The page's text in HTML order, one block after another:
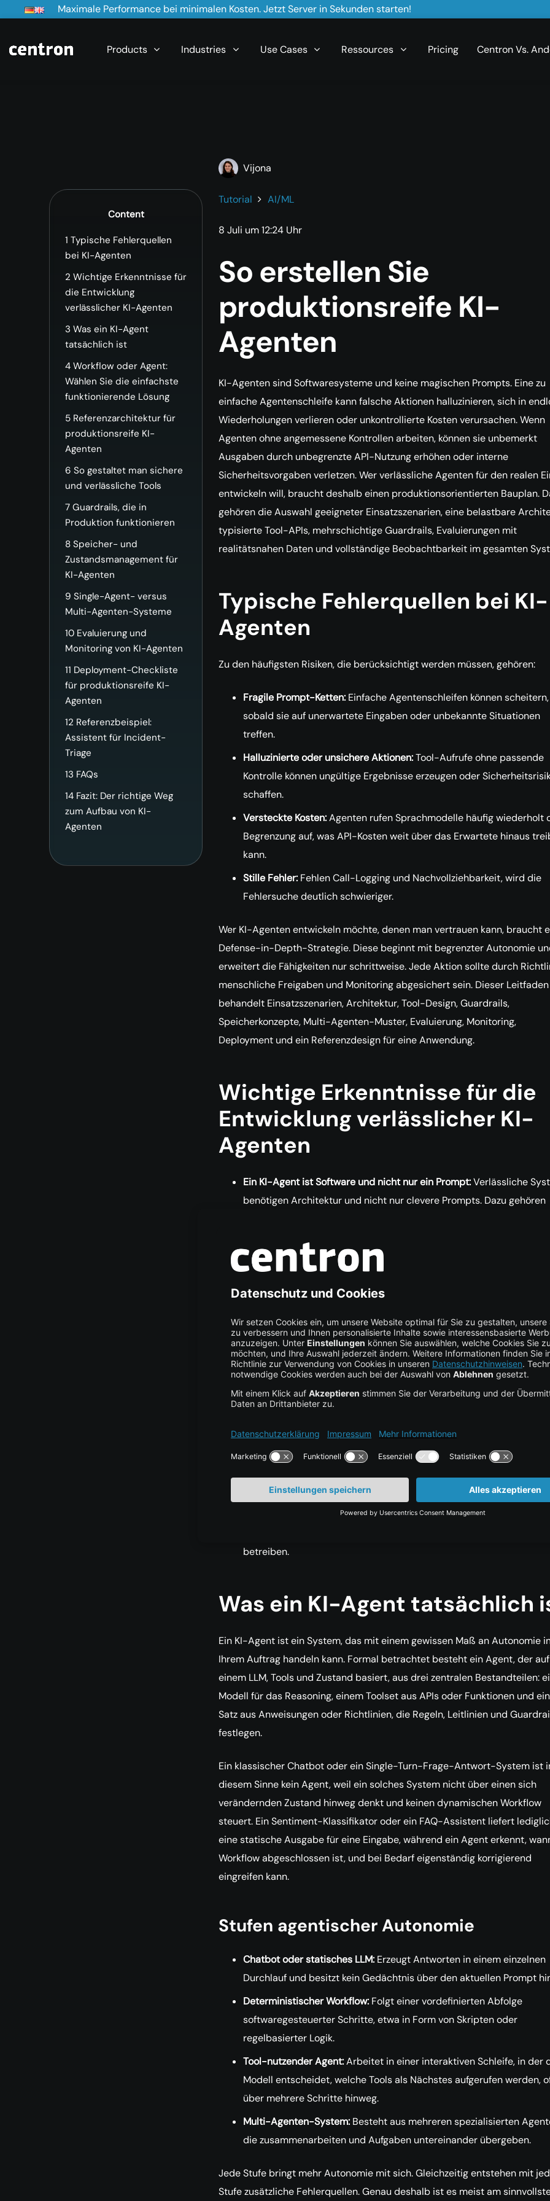
Maximale Performance bei minimalen Kosten. Jetzt Server in Sekunden starten!
Products Industries Use Cases Ressources Pricing Centron Vs.
Content
1 Typische Fehlerquellen
bei KI-Agenten
2 Wichtige Erkenntnisse für
die Entwicklung
verlässlicher KI-Agenten
3 Was ein KI-Agent
tatsächlich ist
4 Workflow oder Agent:
Wählen Sie die einfachste
funktionierende Lösung
5 Referenzarchitektur für
produktionsreife KI-
Agenten
6 So gestaltet man sichere
und verlässliche Tools
7 Guardrails, die in
Produktion funktionieren
8 Speicher- und
Zustandsmanagement für
KI-Agenten
9 Single-Agent- versus
Multi-Agenten-Systeme
10 Evaluierung und
Monitoring von KI-Agenten
11 Deployment-Checkliste
für produktionsreife KI-
Agenten
12 Referenzbeispiel:
Assistent für Incident-
Triage
13 FAQs
14 Fazit: Der richtige Weg
zum Aufbau von KI-
Agenten
Vijona
Tutorial AI/ML
8 Juli um 12:24 Uhr
So erstellen Sie
produktionsreife KI-
Agenten
KI-Agenten sind Softwaresysteme und keine magischen Prompts. Eine zu
einfache Agentenschleife kann falsche Aktionen halluzinieren, sich in
Wiederholungen verlieren oder unkontrollierte Kosten verursachen. Wenn
Agenten ohne angemessene Kontrollen arbeiten, können sie unbemerkt
Ausgaben durch unbegrenzte API-Nutzung erhöhen oder interne
Sicherheitsvorgaben verletzen. Wer verlässliche Agenten für den realen
entwickeln will, braucht deshalb einen produktionsorientierten Bauplan.
gehören die Auswahl geeigneter Einsatzszenarien, eine belastbare
typisierte Tool-APIs, mehrschichtige Guardrails, Evaluierungen mit
realitätsnahen Daten und vollständige Beobachtbarkeit im gesamten
Typische Fehlerquellen bei KI-
Agenten
Zu den häufigsten Risiken, die berücksichtigt werden müssen, gehören:
Fragile Prompt-Ketten:Einfache Agentenschleifen können scheitern,
sobald sie auf unerwartete Eingaben oder unbekannte Situationen
treffen.
Halluzinierte oder unsichere Aktionen:Tool-Aufrufe ohne passende
Kontrolle können ungültige Ergebnisse erzeugen oder
schaffen.
Versteckte Kosten:Agenten rufen Sprachmodelle häufig wiederholt
Begrenzung auf, was API-Kosten weit über das Erwartete hinaus
kann.
Stille Fehler:Fehlen Call-Logging und Nachvollziehbarkeit, wird die
Fehlersuche deutlich schwieriger.
Wer KI-Agenten entwickeln möchte, denen man vertrauen kann, braucht
Defense-in-Depth-Strategie. Diese beginnt mit begrenzter Autonomie
erweitert die Fähigkeiten nur schrittweise. Jede Aktion sollte durch
menschliche Freigaben und Monitoring abgesichert sein. Dieser Leitfaden
behandelt Einsatzszenarien, Architektur, Tool-Design, Guardrails,
Speicherkonzepte, Multi-Agenten-Muster, Evaluierung, Monitoring,
Deployment und ein Referenzdesign für eine Anwendung.
Wichtige Erkenntnisse für die
Entwicklung verlässlicher KI-
Agenten
Ein KI-Agent ist Software und nicht nur ein Prompt:Verlässliche
benötigen Architektur und nicht nur clevere Prompts. Dazu gehören
Mit Workflows beginnen und Autonomie gezielt ergänzen:
wenn es möglich ist. Agentische Autonomie sollte nur dann ergänzt
werden, wenn sie wirklich erforderlich ist.
Tools sollten schemaorientiert und minimal privilegiert sein:Tools
eng begrenzt, validiert und durch Richtlinien abgesichert werden.
Vorgänge mit hohem Risiko sollten immer eine menschliche Freigabe
erfordern.
Agenten brauchen mehrschichtige Schutzmechanismen, darunter
Eingabeprüfungen, Einschränkungen bei der Tool-Nutzung,
Agenten müssen wie produktive Systeme betrieben werden:
Rollouts, Monitoring, Audit-Logs und Incident-Prozesse helfen dabei,
betreiben.
Was ein KI-Agent tatsächlich
Ein KI-Agent ist ein System, das mit einem gewissen Maß an Autonomie
Ihrem Auftrag handeln kann. Formal betrachtet besteht ein Agent, der auf
einem LLM, Tools und Zustand basiert, aus drei zentralen Bestandteilen:
Modell für das Reasoning, einem Toolset aus APIs oder Funktionen und
Satz aus Anweisungen oder Richtlinien, die Regeln, Leitlinien und
festlegen.
Ein klassischer Chatbot oder ein Single-Turn-Frage-Antwort-System ist
diesem Sinne kein Agent, weil ein solches System nicht über einen sich
verändernden Zustand hinweg denkt und keinen dynamischen Workflow
steuert. Ein Sentiment-Klassifikator oder ein FAQ-Assistent liefert
eine statische Ausgabe für eine Eingabe, während ein Agent erkennt,
Workflow abgeschlossen ist, und bei Bedarf eigenständig korrigierend
eingreifen kann.
Stufen agentischer Autonomie
Chatbot oder statisches LLM:Erzeugt Antworten in einem einzelnen
Durchlauf und besitzt kein Gedächtnis über den aktuellen Prompt
Deterministischer Workflow:Folgt einer vordefinierten Abfolge
softwaregesteuerter Schritte, etwa in Form von Skripten oder
regelbasierter Logik.
Tool-nutzender Agent:Arbeitet in einer interaktiven Schleife, in der
Modell entscheidet, welche Tools als Nächstes aufgerufen werden,
über mehrere Schritte hinweg.
Multi-Agenten-System:Besteht aus mehreren spezialisierten
die zusammenarbeiten und Aufgaben untereinander übergeben.
Jede Stufe bringt mehr Autonomie mit sich. Gleichzeitig entstehen mit
Stufe zusätzliche Fehlerquellen. Genau deshalb ist es meist am